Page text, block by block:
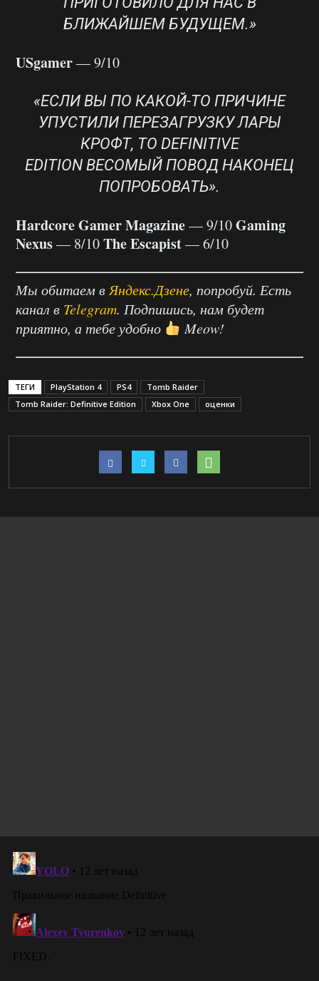
БЛИЖАЙШЕМ БУДУЩЕМ.»
USgamer— 9/10
«ЕСЛИ ВЫ ПО КАКОЙ-ТО ПРИЧИНЕ
УПУСТИЛИ ПЕРЕЗАГРУЗКУ ЛАРЫ
КРОФТ, ТО DEFINITIVE
EDITION ВЕСОМЫЙ ПОВОД НАКОНЕЦ
ПОПРОБОВАТЬ».
Hardcore Gamer Magazine— 9/10Gaming
Nexus— 8/10The Escapist— 6/10
Мы обитаем в Яндекс.Дзене, попробуй. Есть
канал в Telegram. Подпишись, нам будет
приятно, а тебе удобно
Meow!
ТЕГИ PlayStation 4 PS4
Tomb Raider
Tomb Raider: Definitive Edition
Xbox One оценки